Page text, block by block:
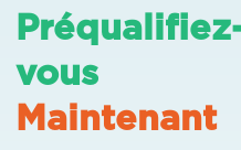
vous
Maintenant